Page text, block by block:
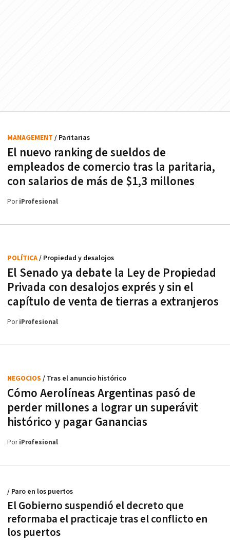
El nuevo ranking de sueldos de
empleados de comercio tras la paritaria,
con salarios de más de $1,3 millones
MANAGEMENT / Paritarias
PoriProfesional
El Senado ya debate la Ley de Propiedad
Privada con desalojos exprés y sin el
capítulo de venta de tierras a extranjeros
POLÍTICA/ Propiedad y desalojos
PoriProfesional
Cómo Aerolíneas Argentinas pasó de
perder millones a lograr un superávit
histórico y pagar Ganancias
NEGOCIOS / Tras el anuncio histórico
PoriProfesional
El Gobierno suspendió el decreto que
reformaba el practicaje tras el conflicto en
los puertos
/ Paro en los puertos